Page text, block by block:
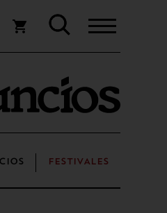
FESTIVALES